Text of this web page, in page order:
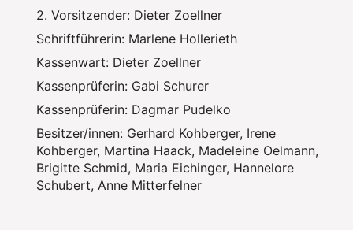
2. Vorsitzender: Dieter Zoellner
Schriftführerin: Marlene Hollerieth
Kassenwart: Dieter Zoellner
Kassenprüferin: Gabi Schurer
Kassenprüferin: Dagmar Pudelko
Besitzer/innen: Gerhard Kohberger, Irene
Kohberger, Martina Haack, Madeleine Oelmann,
Brigitte Schmid, Maria Eichinger, Hannelore
Schubert, Anne Mitterfelner